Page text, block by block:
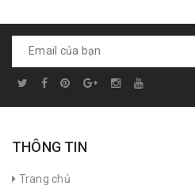
THÔNG TIN
Trang chủ